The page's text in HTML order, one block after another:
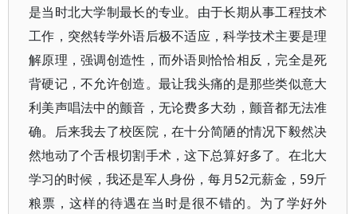
是当时北大学制最长的专业。由于长期从事工程技术
工作，突然转学外语后极不适应，科学技术主要是理
解原理，强调创造性，而外语则恰恰相反，完全是死
背硬记，不允许创造。最让我头痛的是那些类似意大
利美声唱法中的颤音，无论费多大劲，颤音都无法准
确。后来我去了校医院，在十分简陋的情况下毅然决
然地动了个舌根切割手术，这下总算好多了。在北大
学习的时候，我还是军人身份，每月52元薪金，59斤
粮票，这样的待遇在当时是很不错的。为了学好外